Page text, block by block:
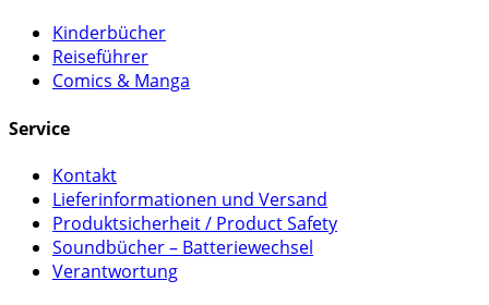
Kinderbücher
Reiseführer
Comics & Manga
Service
Kontakt
Lieferinformationen und Versand
Produktsicherheit / Product Safety
Soundbücher – Batteriewechsel
Verantwortung